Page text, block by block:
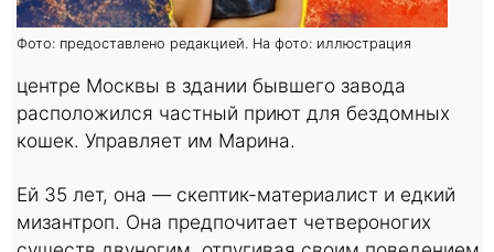
Фото: предоставлено редакцией. На фото: иллюстрация
центре Москвы в здании бывшего завода
расположился частный приют для бездомных
кошек. Управляет им Марина.
Ей 35 лет, она — скептик-материалист и едкий
мизантроп. Она предпочитает четвероногих